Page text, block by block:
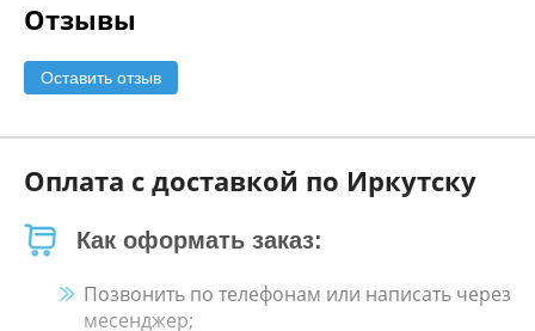
Отзывы
Оставить отзыв
Оплата с доставкой по Иркутску
Как оформать заказ:
Позвонить по телефонам или написать через
месенджер;